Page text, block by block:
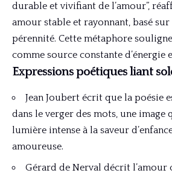
durable et vivifiant de l’amour”,
amour stable et rayonnant, basé
pérennité. Cette métaphore
comme source constante d’énergie
Expressions poétiques liant
Jean Joubert écrit que la poésie
dans le verger des mots, une image
lumière intense à la saveur
amoureuse.
Gérard de Nerval décrit l’amour